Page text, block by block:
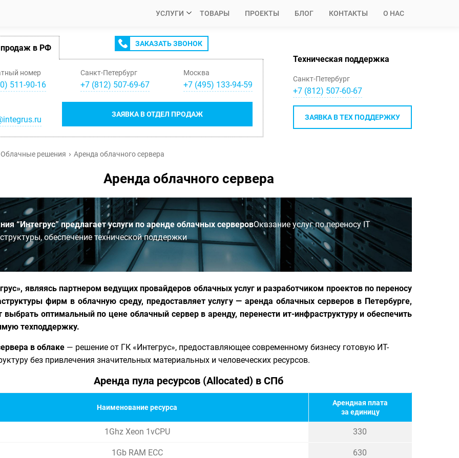
УСЛУГИ ТОВАРЫ ПРОЕКТЫ БЛОГ КОНТАКТЫ О НАС
в РФ ЗАКАЗАТЬ ЗВОНОК
номер
511-90-16
Санкт-Петербург
+7(812) 507-69-67
Москва
+7 (495) 133-94-59
ЗАЯВКА В ОТДЕЛ ПРОДАЖ
Техническая поддержка
Санкт-Петербург
+7 (812) 507-60-67
ЗАЯВКА В ТЕХ ПОДДЕРЖКУ
Облачные решения Аренда облачного сервера
Аренда облачного сервера
“Интегрус” предлагает услуги по аренде облачных серверовОказание услуг по переносу IT
обеспечение технической поддержки
являясь партнером ведущих провайдеров облачных услуг и разработчиком проектов по переносу
фирм в облачную среду, предоставляет услугу — аренда облачных серверов в Петербурге,
выбрать оптимальный по цене облачный сервер в аренду, перенести ит-инфраструктуру и обеспечить
техподдержку.
в облаке — решение от ГК «Интегрус», предоставляющее современному бизнесу готовую ИТ-
без привлечения значительных материальных и человеческих ресурсов.
Аренда пула ресурсов (Allocated) в СПб
Наименование ресурса
Арендная плата
за единицу
1Ghz Xeon 1vCPU 330
1Gb RAM ECC 630